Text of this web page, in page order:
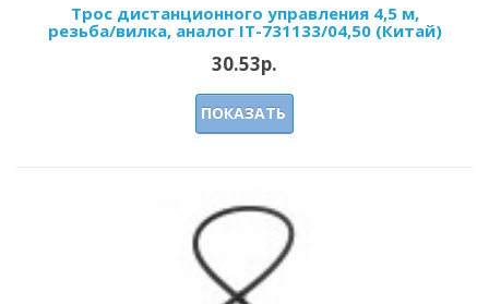
Трос дистанционного управления 4,5 м,
резьба/вилка, аналог IT-731133/04,50 (Китай)
30.53р.
ПОКАЗАТЬ